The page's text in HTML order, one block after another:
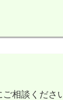
相談くださ